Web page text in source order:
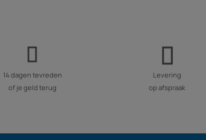
14 dagen tevreden
of je geld terug
Levering
op afspraak